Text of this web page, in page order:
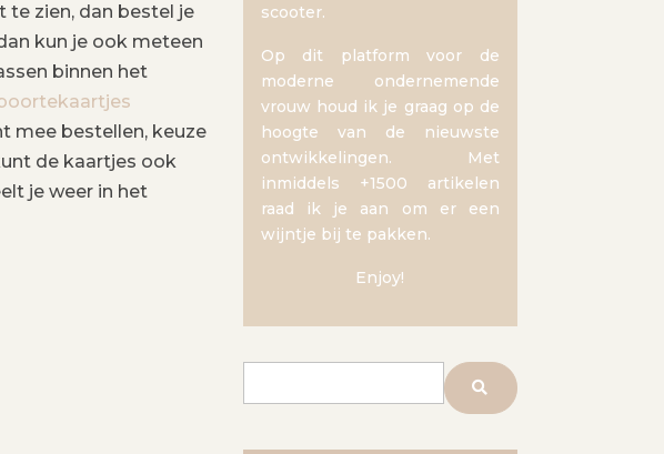
te zien, dan bestel je
kun je ook meteen
binnen het
mee bestellen, keuze
de kaartjes ook
je weer in het
scooter.
Op dit platform voor de
moderne ondernemende
vrouw houd ik je graag op de
hoogte van de nieuwste
ontwikkelingen. Met
inmiddels +1500 artikelen
raad ik je aan om er een
wijntje bij te pakken.
Enjoy!